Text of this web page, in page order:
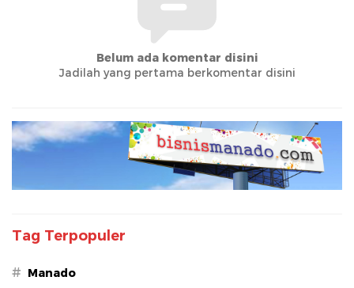
Belum ada komentar disini
Jadilah yang pertama berkomentar disini
Tag Terpopuler
# Manado